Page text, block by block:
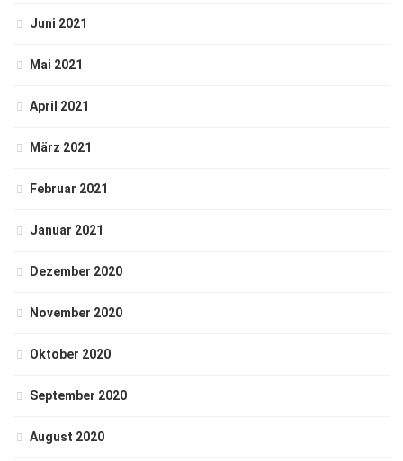
Juni 2021
Mai 2021
April 2021
März 2021
Februar 2021
Januar 2021
Dezember 2020
November 2020
Oktober 2020
September 2020
August 2020